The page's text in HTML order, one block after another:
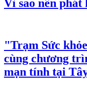
Vì sao nên phát
"Trạm Sức
cùng chương
mạn tính tại